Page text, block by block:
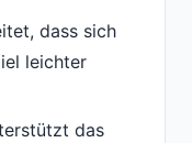
dass sich
leichter
das